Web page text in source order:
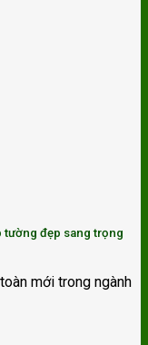
tường đẹp sang trọng
mới trong ngành